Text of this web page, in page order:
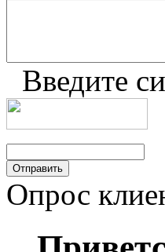
Введите
Опрос